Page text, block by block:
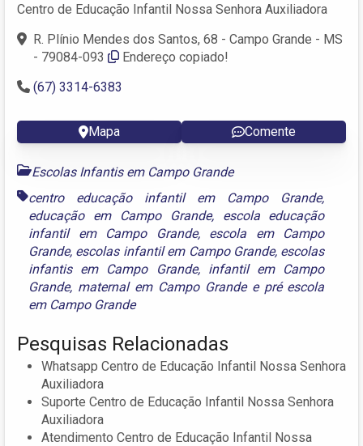
Centro de Educação Infantil Nossa Senhora Auxiliadora
R. Plínio Mendes dos Santos, 68 - Campo Grande - MS
- 79084-093
Endereço copiado!
(67) 3314-6383
Mapa Comente
Escolas Infantis em Campo Grande
centro educação infantil em Campo Grande,
educação em Campo Grande, escola educação
infantil em Campo Grande, escola em Campo
Grande, escolas infantil em Campo Grande, escolas
infantis em Campo Grande, infantil em Campo
Grande, maternal em Campo Grandee pré escola
em Campo Grande
Pesquisas Relacionadas
Whatsapp Centro de Educação Infantil Nossa Senhora
Auxiliadora
Suporte Centro de Educação Infantil Nossa Senhora
Auxiliadora
Atendimento Centro de Educação Infantil Nossa